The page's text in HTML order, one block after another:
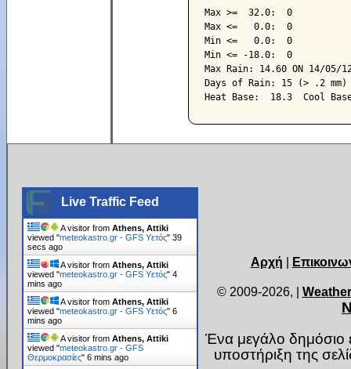
Max >=  32.0:  0
Max <=   0.0:  0
Min <=   0.0:  0
Min <= -18.0:  0
Max Rain: 14.60 ON 14/05/
Days of Rain: 15 (> .2 mm)
Live Traffic Feed
A visitor fromAthens, Attiki
viewed "meteokastro.gr - GFS Υετός"40
secs ago
A visitor fromAthens, Attiki
viewed "meteokastro.gr - GFS Υετός"4
mins ago
A visitor fromAthens, Attiki
viewed "meteokastro.gr - GFS Υετός"6
mins ago
A visitor fromAthens, Attiki
viewed "meteokastro.gr - GFS
Θερμοκρασίες"6 mins ago
Αρχή |
© 2009-2026, |
Ένα μεγάλο δημόσιο
υποστήριξη της